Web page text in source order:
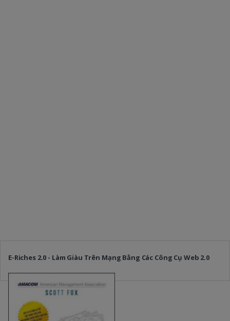
E-Riches 2.0 - Làm Giàu Trên Mạng Bằng Các Công Cụ Web 2.0